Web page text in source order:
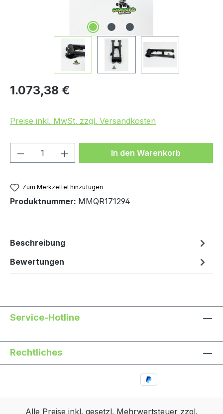
Regulärer Preis:
1.073,38 €
Preise inkl. MwSt. zzgl. Versandkosten
Produkt Anzahl: Gib denIn den Warenkorb
Zum Merkzettel hinzufügen
Produktnummer: MMQR171294
Beschreibung
Bewertungen
Service-Hotline
Rechtliches
Alle Preise inkl. gesetzl. Mehrwertsteuer zzgl.